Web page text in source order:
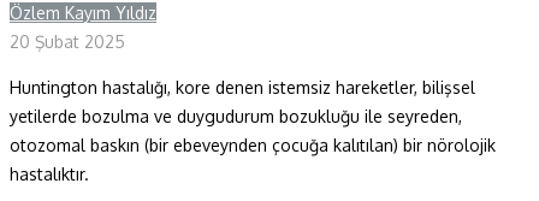
Yaşam Bilimleri
Fizik ve Uzay
Gezegenimiz
Özlem Kayım Yıldız
20 Şubat 2025
Huntington hastalığı, kore denen istemsiz hareketler, bilişsel
yetilerde bozulma ve duygudurum bozukluğu ile seyreden,
otozomal baskın (bir ebeveynden çocuğa kalıtılan) bir nörolojik
hastalıktır.